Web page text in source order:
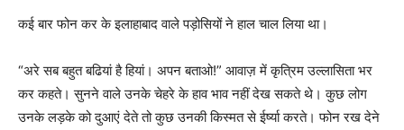
कई बार फोन कर के इलाहाबाद वाले पड़ोसियों ने हाल चाल लिया था।
“अरे सब बहुत बढियां है हियां। अपन बताओ!” आवाज़ में कृत्रिम उल्लासिता भर
कर कहते। सुनने वाले उनके चेहरे के हाव भाव नहीं देख सकते थे। कुछ लोग
उनके लड़के को दुआएं देते तो कुछ उनकी किस्मत से ईर्ष्या करते। फोन रख देने